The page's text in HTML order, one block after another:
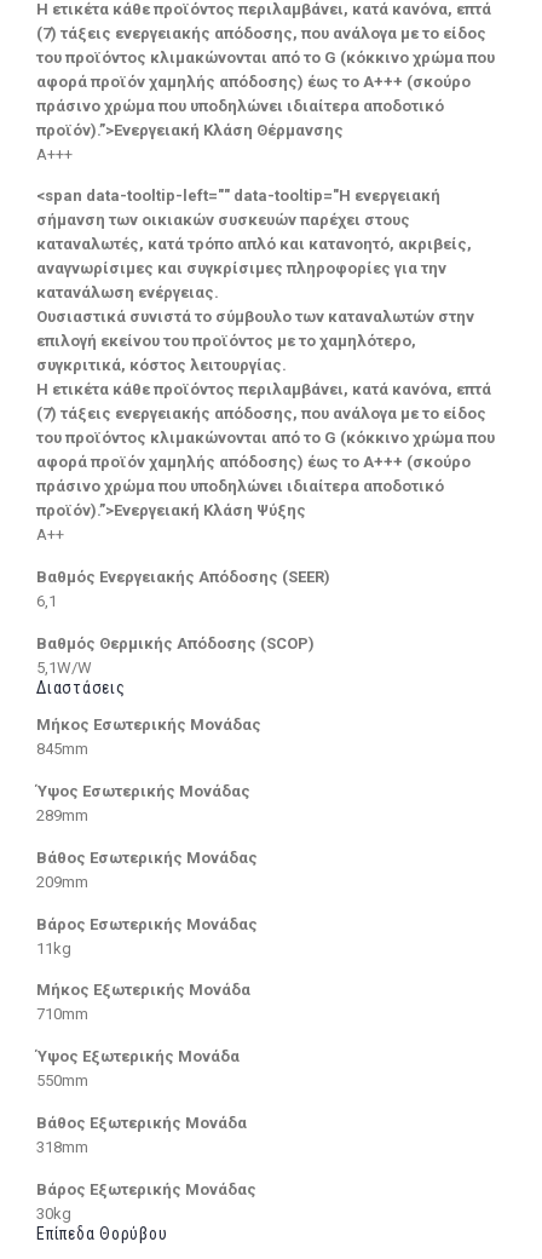
Η ετικέτα κάθε προϊόντος περιλαμβάνει, κατά κανόνα, επτά
(7) τάξεις ενεργειακής απόδοσης, που ανάλογα με το είδος
του προϊόντος κλιμακώνονται από το G (κόκκινο χρώμα που
αφορά προϊόν χαμηλής απόδοσης) έως το Α+++ (σκούρο
πράσινο χρώμα που υποδηλώνει ιδιαίτερα αποδοτικό
προϊόν).”>Ενεργειακή Κλάση Θέρμανσης
A+++
<span data-tooltip-left="" data-tooltip="Η ενεργειακή
σήμανση των οικιακών συσκευών παρέχει στους
καταναλωτές, κατά τρόπο απλό και κατανοητό, ακριβείς,
αναγνωρίσιμες και συγκρίσιμες πληροφορίες για την
κατανάλωση ενέργειας.
Ουσιαστικά συνιστά το σύμβουλο των καταναλωτών στην
επιλογή εκείνου του προϊόντος με το χαμηλότερο,
συγκριτικά, κόστος λειτουργίας.
Η ετικέτα κάθε προϊόντος περιλαμβάνει, κατά κανόνα, επτά
(7) τάξεις ενεργειακής απόδοσης, που ανάλογα με το είδος
του προϊόντος κλιμακώνονται από το G (κόκκινο χρώμα που
αφορά προϊόν χαμηλής απόδοσης) έως το Α+++ (σκούρο
πράσινο χρώμα που υποδηλώνει ιδιαίτερα αποδοτικό
προϊόν).”>Ενεργειακή Κλάση Ψύξης
A++
Βαθμός Ενεργειακής Απόδοσης (SEER)
6,1
Βαθμός Θερμικής Απόδοσης (SCOP)
5,1W/W
Διαστάσεις
Μήκος Εσωτερικής Μονάδας
845mm
Ύψος Εσωτερικής Μονάδας
289mm
Βάθος Εσωτερικής Μονάδας
209mm
Βάρος Εσωτερικής Μονάδας
11kg
Μήκος Εξωτερικής Μονάδα
710mm
Ύψος Εξωτερικής Μονάδα
550mm
Βάθος Εξωτερικής Μονάδα
318mm
Βάρος Εξωτερικής Μονάδας
30kg
Επίπεδα Θορύβου